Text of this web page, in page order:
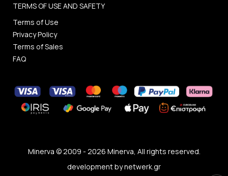
TERMS OF USE AND SAFETY
Terms of Use
Privacy Policy
Terms of Sales
FAQ
Minerva © 2009 - 2026 Minerva, All rights reserved.
development bynetwerk.gr